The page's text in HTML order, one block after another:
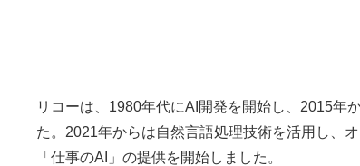
リコーは、1980年代にAI開発を開始し、2015年
た。2021年からは自然言語処理技術を活用し、
「仕事のAI」の提供を開始しました。